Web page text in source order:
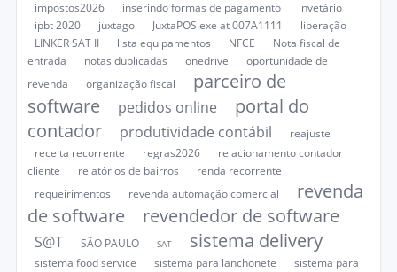
impostos2026 inserindo formas de pagamento
invetário
ipbt 2020
juxtago JuxtaPOS.exe at 007A1111
liberação
LINKER SAT II
lista equipamentos NFCE
Nota fiscal de
entrada
notas duplicadas onedrive
oportunidade de
revenda
organização fiscal
parceiro de
software
pedidos online
portal do
contador
produtividade contábil
reajuste
receita recorrente
regras2026
relacionamento contador
cliente
relatórios de bairros
renda recorrente
requeirimentos
revenda automação comercial
revenda
de software
revendedor de software
S@T SÃO PAULO SAT sistema delivery
sistema food service sistema para lanchonete
sistema para